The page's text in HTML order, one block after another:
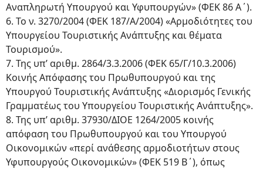
Αναπληρωτή Υπουργού και Υφυπουργών» (ΦΕΚ 86 Α΄).
6. Το ν. 3270/2004 (ΦΕΚ 187/Α/2004) «Αρμοδιότητες του
Υπουργείου Τουριστικής Ανάπτυξης και θέματα
Τουρισμού».
7. Της υπ’ αριθμ. 2864/3.3.2006 (ΦΕΚ 65/Γ/10.3.2006)
Κοινής Απόφασης του Πρωθυπουργού και της
Υπουργού Τουριστικής Ανάπτυξης «Διορισμός Γενικής
Γραμματέως του Υπουργείου Τουριστικής Ανάπτυξης».
8. Της υπ’ αριθμ. 37930/ΔΙΟΕ 1264/2005 κοινής
απόφαση του Πρωθυπουργού και του Υπουργού
Οικονομικών «περί ανάθεσης αρμοδιοτήτων στους
Υφυπουργούς Οικονομικών» (ΦΕΚ 519 Β΄), όπως